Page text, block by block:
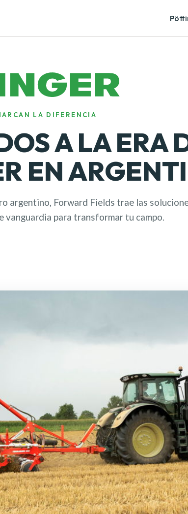
LA DIFERENCIA
A LA ERA
EN
argentino, Forward Fields trae las
para transformar tu campo.